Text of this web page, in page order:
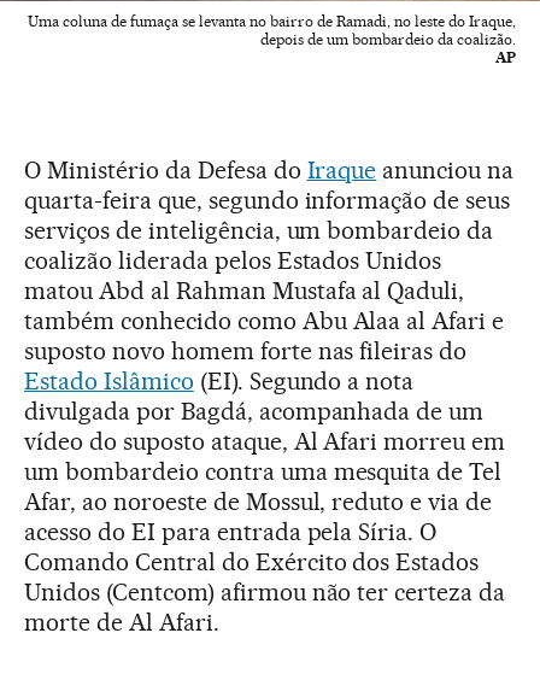
Uma coluna de fumaça se levanta no bairro de Ramadi, no leste do Iraque,
depois de um bombardeio da coalizão.
AP
O Ministério da Defesa do Iraque anunciou na
quarta-feira que, segundo informação de seus
serviços de inteligência, um bombardeio da
coalizão liderada pelos Estados Unidos
matou Abd al Rahman Mustafa al Qaduli,
também conhecido como Abu Alaa al Afari e
suposto novo homem forte nas fileiras do
Estado Islâmico (EI). Segundo a nota
divulgada por Bagdá, acompanhada de um
vídeo do suposto ataque, Al Afari morreu em
um bombardeio contra uma mesquita de Tel
Afar, ao noroeste de Mossul, reduto e via de
acesso do EI para entrada pela Síria. O
Comando Central do Exército dos Estados
Unidos (Centcom) afirmou não ter certeza da
morte de Al Afari.